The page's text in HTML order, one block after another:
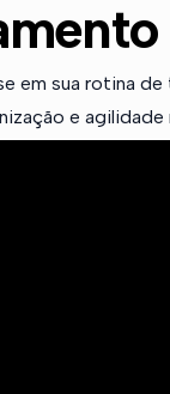
sua rotina
e